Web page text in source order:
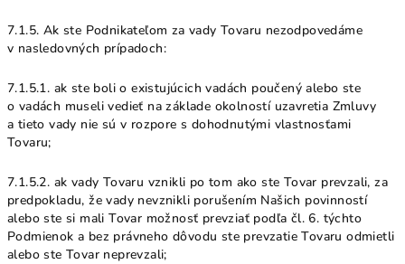
7.1.5. Ak ste Podnikateľom za vady Tovaru nezodpovedáme
v nasledovných prípadoch:
7.1.5.1. ak ste boli o existujúcich vadách poučený alebo ste
o vadách museli vedieť na základe okolností uzavretia Zmluvy
a tieto vady nie sú v rozpore s dohodnutými vlastnosťami
Tovaru;
7.1.5.2. ak vady Tovaru vznikli po tom ako ste Tovar prevzali, za
predpokladu, že vady nevznikli porušením Našich povinností
alebo ste si mali Tovar možnosť prevziať podľa čl. 6. týchto
Podmienok a bez právneho dôvodu ste prevzatie Tovaru odmietli
alebo ste Tovar neprevzali;